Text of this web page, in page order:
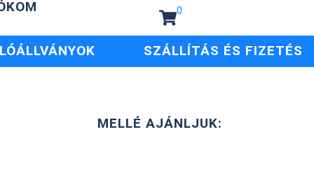
0
SZÁLLÍTÁS ÉS FIZETÉS
MELLÉ AJÁNLJUK: